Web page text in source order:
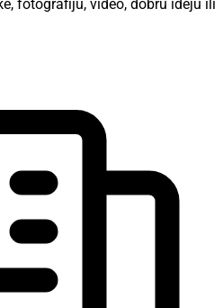
fotografiju, video, dobru ideju ili